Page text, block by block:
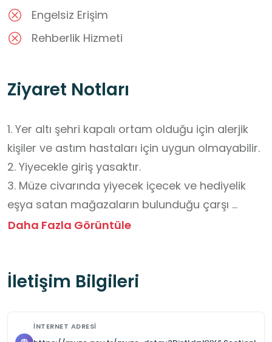
Engelsiz Erişim
Rehberlik Hizmeti
Ziyaret Notları
1. Yer altı şehri kapalı ortam olduğu için alerjik
kişiler ve astım hastaları için uygun olmayabilir.
2. Yiyecekle giriş yasaktır.
3. Müze civarında yiyecek içecek ve hediyelik
eşya satan mağazaların bulunduğu çarşı
vardır.
5. Açılış ve kapanış saatleri yaz ve kış sezonuna
19.00, Gişe Kapanış Saati: 18.15
Daha Fazla Görüntüle
İletişim Bilgileri
İNTERNET ADRESI